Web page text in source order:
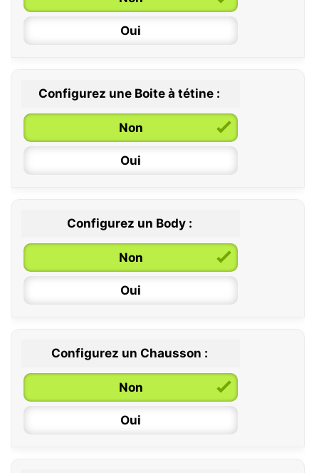
6 / 36 mois
Oui
Configurez une Boite à tétine :
Non
Oui
Configurez un Body :
Non
Oui
0 / 6 mois
6 / 12 mois
12 / 18 mois
Configurez un Chausson :
Non
Oui